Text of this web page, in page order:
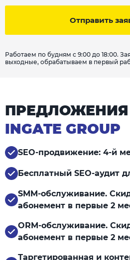
Отправить
Работаем по будням с 9:00 до 18:00.
выходные, обрабатываем в первый
ПРЕДЛОЖЕНИЯ
INGATE GROUP
SEO-продвижение: 4-й
Бесплатный SEO-аудит
SMM-обслуживание.
абонемент в первые 2
ORM-обслуживание.
абонемент в первые 2
Таргетированная и